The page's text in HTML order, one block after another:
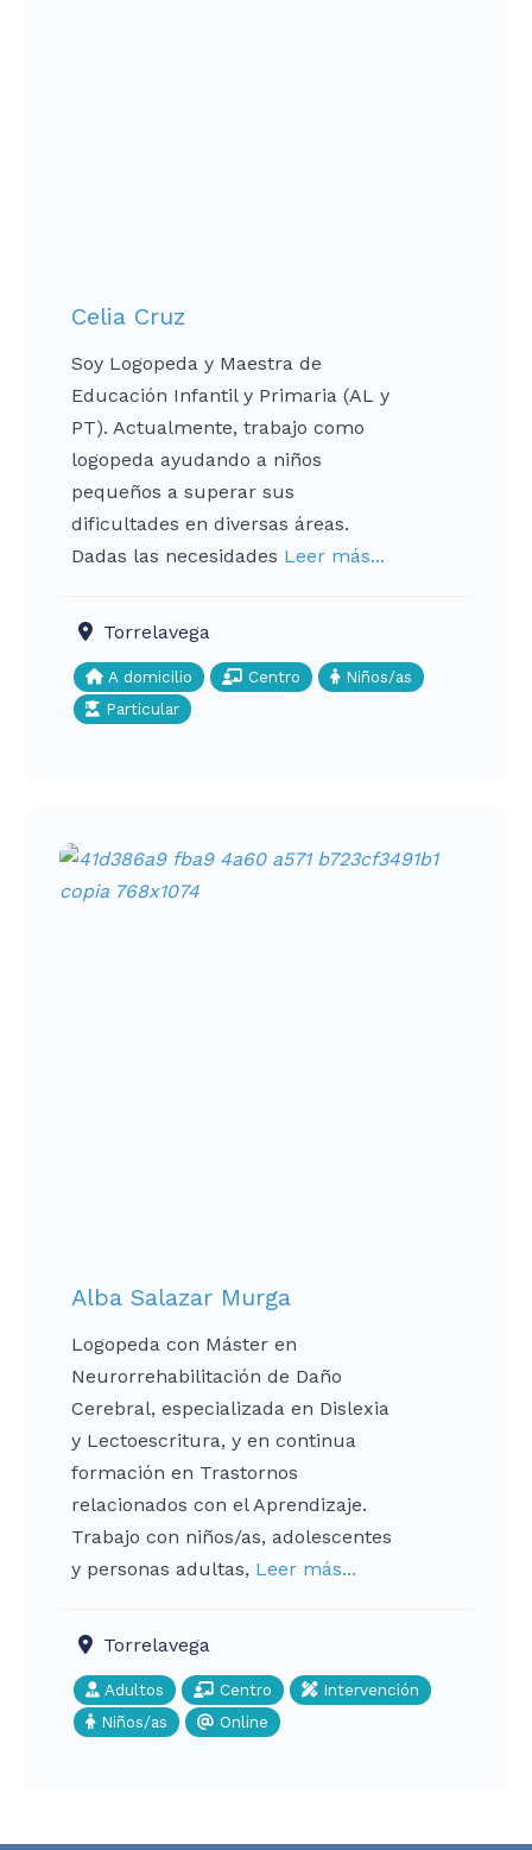
Celia Cruz
Soy Logopeda y Maestra de
Educación Infantil y Primaria (AL y
PT). Actualmente, trabajo como
logopeda ayudando a niños
pequeños a superar sus
dificultades en diversas áreas.
Dadas las necesidades Leer más...
Torrelavega
A domicilio Centro
Niños/as
Particular
Alba Salazar Murga
Logopeda con Máster en
Neurorrehabilitación de Daño
Cerebral, especializada en Dislexia
y Lectoescritura, y en continua
formación en Trastornos
relacionados con el Aprendizaje.
Trabajo con niños/as, adolescentes
y personas adultas, Leer más...
Torrelavega
Adultos Centro
Intervención
Niños/as
Online